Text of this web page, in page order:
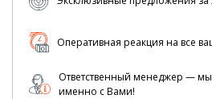
Оперативная реакция на все
Ответственный менеджер — мы
именно с Вами!